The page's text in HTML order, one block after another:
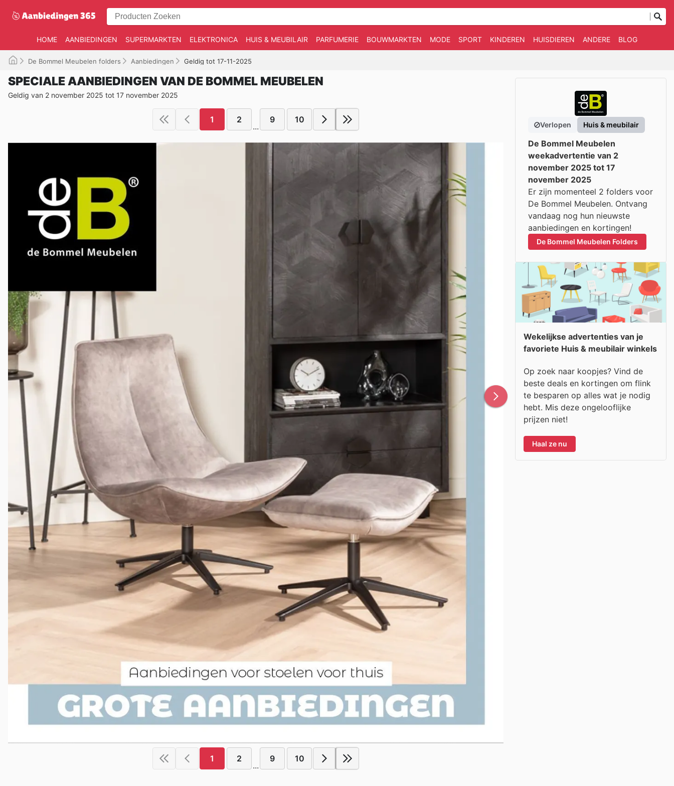
HOME AANBIEDINGEN SUPERMARKTEN ELEKTRONICA HUIS & MEUBILAIR PARFUMERIE BOUWMARKTEN MODE SPORT KINDEREN HUISDIEREN ANDERE BLOG
De Bommel Meubelen folders Aanbiedingen Geldig tot 17-11-2025
SPECIALE AANBIEDINGEN VAN DE BOMMEL MEUBELEN
Geldig van 2 november 2025 tot 17 november 2025
1 2
...
9 10
1 2
...
9 10
Verlopen Huis & meubilair
De Bommel Meubelen
weekadvertentie van 2
november 2025 tot 17
november 2025
Er zijn momenteel 2 folders voor
De Bommel Meubelen. Ontvang
vandaag nog hun nieuwste
aanbiedingen en kortingen!
De Bommel Meubelen Folders
Wekelijkse advertenties van je
favoriete Huis & meubilair winkels
Op zoek naar koopjes? Vind de
beste deals en kortingen om flink
te besparen op alles wat je nodig
hebt. Mis deze ongelooflijke
prijzen niet!
Haal ze nu